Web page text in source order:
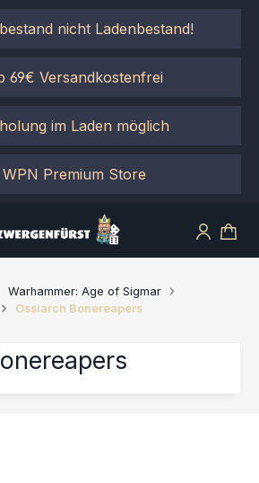
nicht Ladenbestand!
69€ Versandkostenfrei
im Laden möglich
per "Click&Collect"
WPN Premium Store
Warhammer: Age of Sigmar
Ossiarch Bonereapers